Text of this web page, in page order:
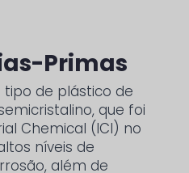
Primas
tipo de plástico de
que foi
Chemical (ICI) no
níveis de
além de